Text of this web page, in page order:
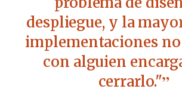
despliegue, y la
implementaciones
con alguien
cerrarlo."